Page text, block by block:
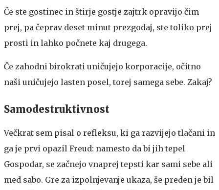
Če ste gostinec in štirje gostje zajtrk opravijo čim
prej, pa čeprav deset minut prezgodaj, ste toliko prej
prosti in lahko počnete kaj drugega.
Če zahodni birokrati uničujejo korporacije, očitno
naši uničujejo lasten posel, torej samega sebe. Zakaj?
Samodestruktivnost
Večkrat sem pisal o refleksu, ki ga razvijejo tlačani in
ga je prvi opazil Freud: namesto da bi jih tepel
Gospodar, se začnejo vnaprej tepsti kar sami sebe ali
med sabo. Gre za izpolnjevanje ukaza, še preden je bil